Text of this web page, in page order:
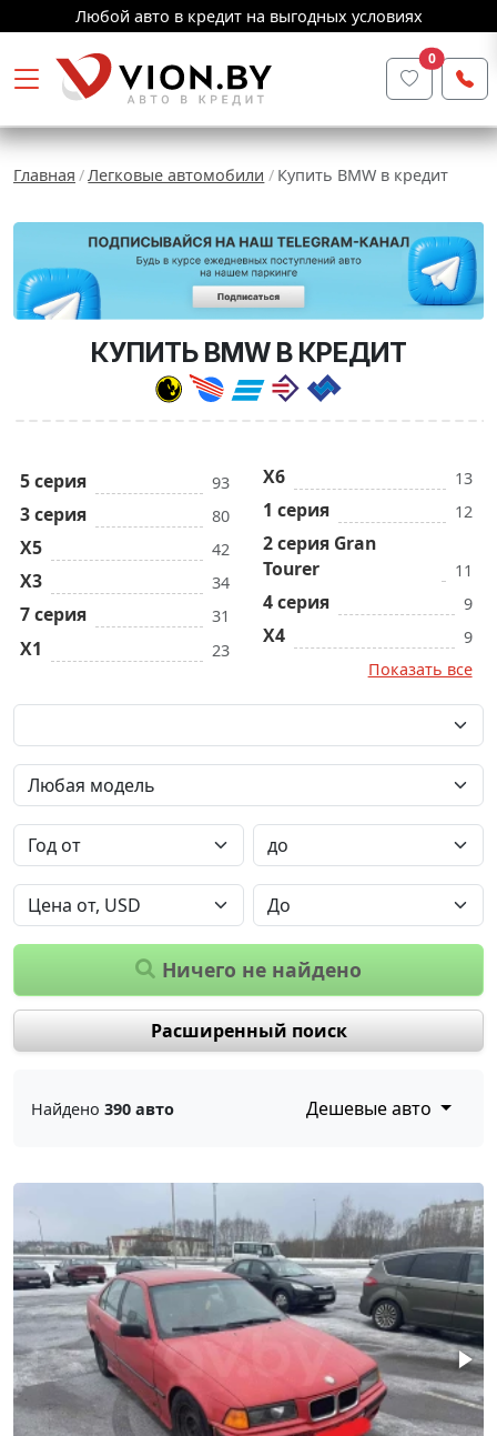
Любой авто в кредит на выгодных условиях
0
Главная Легковые автомобили Купить BMW в кредит
КУПИТЬ BMW В КРЕДИТ
5 серия 93
3 серия 80
X5 42
X3 34
7 серия 31
X1 23
X6 13
1 серия 12
2 серия Gran
Tourer
11
4 серия 9
X4
9
Показать все
Ничего не найдено
Расширенный поиск
Найдено 390 авто Дешевые авто